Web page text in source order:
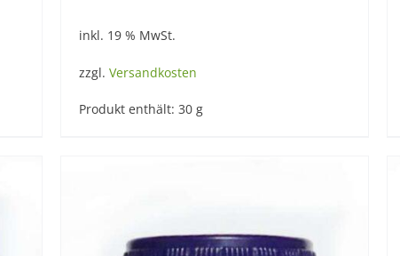
inkl. 19 % MwSt.
zzgl. Versandkosten
Produkt enthält: 30 g